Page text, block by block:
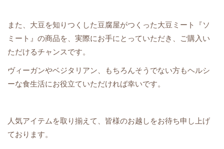
また、大豆を知りつくした豆腐屋がつくった大豆ミート『ソ
ミート』の商品を、実際にお手にとっていただき、ご購入い
ただけるチャンスです。
ヴィーガンやベジタリアン、もちろんそうでない方もヘルシ
ーな食生活にお役立ていただければ幸いです。
人気アイテムを取り揃えて、皆様のお越しをお待ち申し上げ
ております。